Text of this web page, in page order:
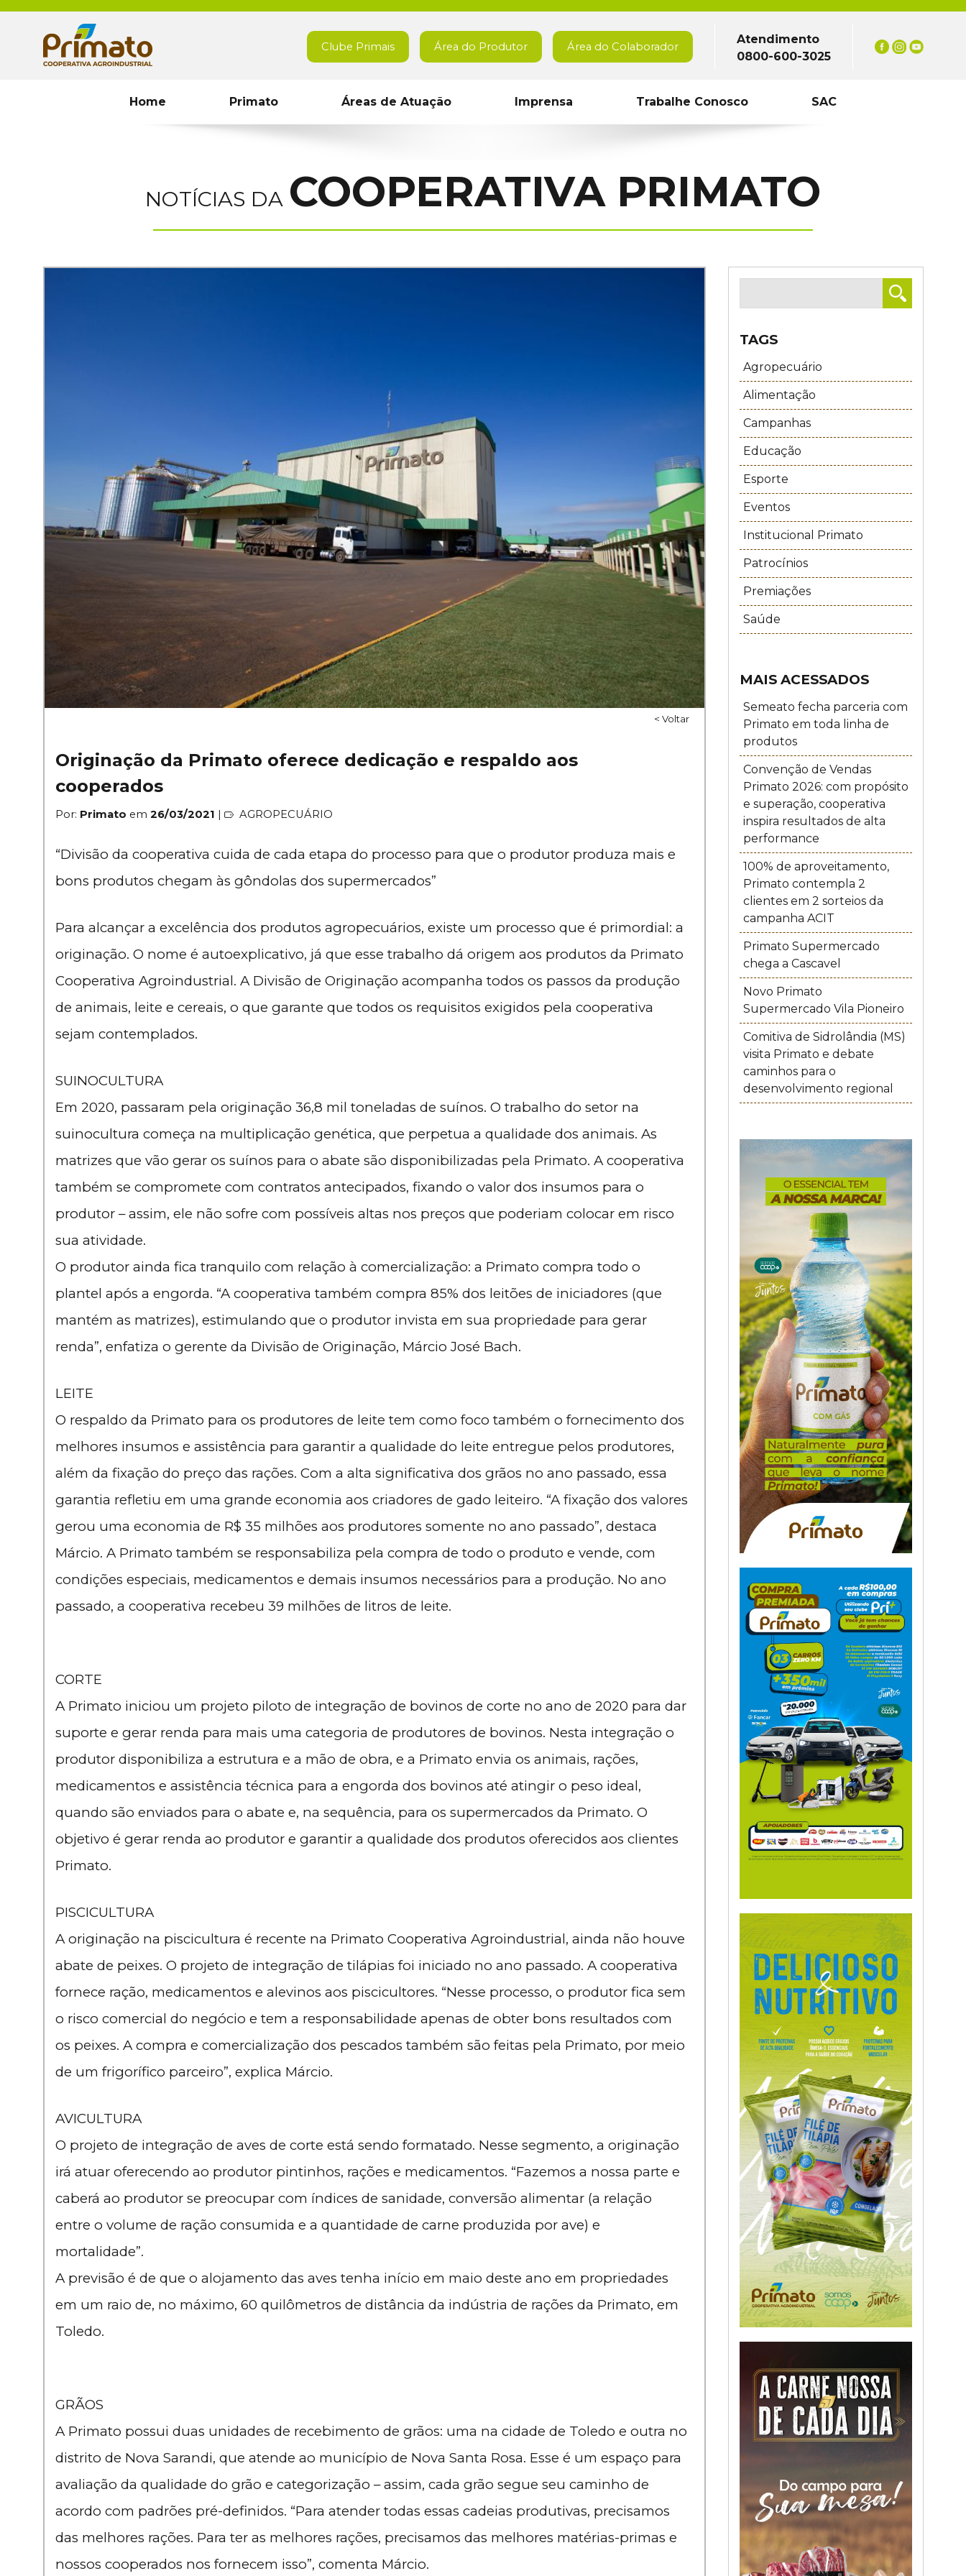
Atendimento
0800-600-3025
Área do Colaborador
Área do Produtor
Clube Primais
Home Primato Áreas de Atuação Imprensa Trabalhe Conosco SAC
NOTÍCIAS DA COOPERATIVA PRIMATO
< Voltar
Originação da Primato oferece dedicação e respaldo aos
cooperados
Por: Primato em 26/03/2021 | AGROPECUÁRIO
“Divisão da cooperativa cuida de cada etapa do processo para que o produtor produza mais e
bons produtos chegam às gôndolas dos supermercados”
Para alcançar a excelência dos produtos agropecuários, existe um processo que é primordial: a
originação. O nome é autoexplicativo, já que esse trabalho dá origem aos produtos da Primato
Cooperativa Agroindustrial. A Divisão de Originação acompanha todos os passos da produção
de animais, leite e cereais, o que garante que todos os requisitos exigidos pela cooperativa
sejam contemplados.
SUINOCULTURA
Em 2020, passaram pela originação 36,8 mil toneladas de suínos. O trabalho do setor na
suinocultura começa na multiplicação genética, que perpetua a qualidade dos animais. As
matrizes que vão gerar os suínos para o abate são disponibilizadas pela Primato. A cooperativa
também se compromete com contratos antecipados, fixando o valor dos insumos para o
produtor – assim, ele não sofre com possíveis altas nos preços que poderiam colocar em risco
sua atividade.
O produtor ainda fica tranquilo com relação à comercialização: a Primato compra todo o
plantel após a engorda. “A cooperativa também compra 85% dos leitões de iniciadores (que
mantém as matrizes), estimulando que o produtor invista em sua propriedade para gerar
renda”, enfatiza o gerente da Divisão de Originação, Márcio José Bach.
LEITE
O respaldo da Primato para os produtores de leite tem como foco também o fornecimento dos
melhores insumos e assistência para garantir a qualidade do leite entregue pelos produtores,
além da fixação do preço das rações. Com a alta significativa dos grãos no ano passado, essa
garantia refletiu em uma grande economia aos criadores de gado leiteiro. “A fixação dos valores
gerou uma economia de R$ 35 milhões aos produtores somente no ano passado”, destaca
Márcio. A Primato também se responsabiliza pela compra de todo o produto e vende, com
condições especiais, medicamentos e demais insumos necessários para a produção. No ano
passado, a cooperativa recebeu 39 milhões de litros de leite.
CORTE
A Primato iniciou um projeto piloto de integração de bovinos de corte no ano de 2020 para dar
suporte e gerar renda para mais uma categoria de produtores de bovinos. Nesta integração o
produtor disponibiliza a estrutura e a mão de obra, e a Primato envia os animais, rações,
medicamentos e assistência técnica para a engorda dos bovinos até atingir o peso ideal,
quando são enviados para o abate e, na sequência, para os supermercados da Primato. O
objetivo é gerar renda ao produtor e garantir a qualidade dos produtos oferecidos aos clientes
Primato.
PISCICULTURA
A originação na piscicultura é recente na Primato Cooperativa Agroindustrial, ainda não houve
abate de peixes. O projeto de integração de tilápias foi iniciado no ano passado. A cooperativa
fornece ração, medicamentos e alevinos aos piscicultores. “Nesse processo, o produtor fica sem
o risco comercial do negócio e tem a responsabilidade apenas de obter bons resultados com
os peixes. A compra e comercialização dos pescados também são feitas pela Primato, por meio
de um frigorífico parceiro”, explica Márcio.
AVICULTURA
O projeto de integração de aves de corte está sendo formatado. Nesse segmento, a originação
irá atuar oferecendo ao produtor pintinhos, rações e medicamentos. “Fazemos a nossa parte e
caberá ao produtor se preocupar com índices de sanidade, conversão alimentar (a relação
entre o volume de ração consumida e a quantidade de carne produzida por ave) e
mortalidade”.
A previsão é de que o alojamento das aves tenha início em maio deste ano em propriedades
em um raio de, no máximo, 60 quilômetros de distância da indústria de rações da Primato, em
Toledo.
GRÃOS
A Primato possui duas unidades de recebimento de grãos: uma na cidade de Toledo e outra no
distrito de Nova Sarandi, que atende ao município de Nova Santa Rosa. Esse é um espaço para
avaliação da qualidade do grão e categorização – assim, cada grão segue seu caminho de
acordo com padrões pré-definidos. “Para atender todas essas cadeias produtivas, precisamos
das melhores rações. Para ter as melhores rações, precisamos das melhores matérias-primas e
nossos cooperados nos fornecem isso”, comenta Márcio.
TAGS
Agropecuário
Alimentação
Campanhas
Educação
Esporte
Eventos
Institucional Primato
Patrocínios
Premiações
Saúde
MAIS ACESSADOS
Semeato fecha parceria com
Primato em toda linha de
produtos
Convenção de Vendas
Primato 2026: com propósito
e superação, cooperativa
inspira resultados de alta
performance
100% de aproveitamento,
Primato contempla 2
clientes em 2 sorteios da
campanha ACIT
Primato Supermercado
chega a Cascavel
Novo Primato
Supermercado Vila Pioneiro
Comitiva de Sidrolândia (MS)
visita Primato e debate
caminhos para o
desenvolvimento regional